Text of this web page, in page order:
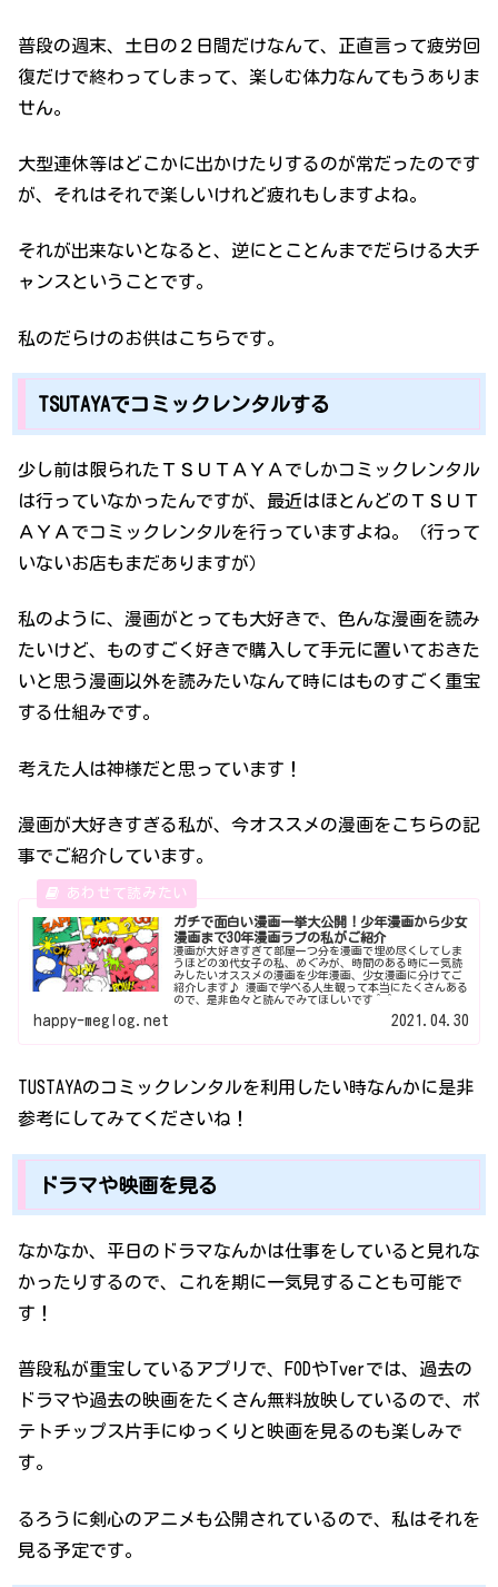
普段の週末、土日の２日間だけなんて、正直言って疲労回
復だけで終わってしまって、楽しむ体力なんてもうありま
せん。
大型連休等はどこかに出かけたりするのが常だったのです
が、それはそれで楽しいけれど疲れもしますよね。
それが出来ないとなると、逆にとことんまでだらける大チ
ャンスということです。
私のだらけのお供はこちらです。
TSUTAYAでコミックレンタルする
少し前は限られたＴＳＵＴＡＹＡでしかコミックレンタル
は行っていなかったんですが、最近はほとんどのＴＳＵＴ
ＡＹＡでコミックレンタルを行っていますよね。（行って
いないお店もまだありますが）
私のように、漫画がとっても大好きで、色んな漫画を読み
たいけど、ものすごく好きで購入して手元に置いておきた
いと思う漫画以外を読みたいなんて時にはものすごく重宝
する仕組みです。
考えた人は神様だと思っています！
漫画が大好きすぎる私が、今オススメの漫画をこちらの記
事でご紹介しています。
ガチで面白い漫画一挙大公開！少年漫画から少女
漫画まで30年漫画ラブの私がご紹介
漫画が大好きすぎて部屋一つ分を漫画で埋め尽くしてしま
うほどの30代女子の私、めぐみが、時間のある時に一気読
みしたいオススメの漫画を少年漫画、少女漫画に分けてご
紹介します♪ 漫画で学べる人生観って本当にたくさんある
ので、是非色々と読んでみてほしいです＾＾
happy-meglog.net 2021.04.30
TUSTAYAのコミックレンタルを利用したい時なんかに是非
参考にしてみてくださいね！
ドラマや映画を見る
なかなか、平日のドラマなんかは仕事をしていると見れな
かったりするので、これを期に一気見することも可能で
す！
普段私が重宝しているアプリで、FODやTverでは、過去の
ドラマや過去の映画をたくさん無料放映しているので、ポ
テトチップス片手にゆっくりと映画を見るのも楽しみで
す。
るろうに剣心のアニメも公開されているので、私はそれを
見る予定です。